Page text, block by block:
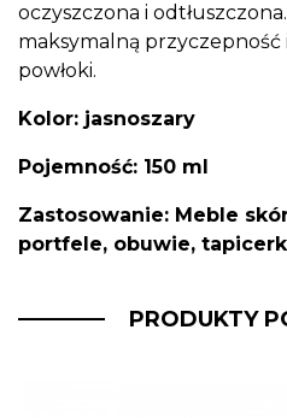
oczyszczona i
maksymalną przyczepność
powłoki.
Kolor: jasnoszary
Pojemność: 150 ml
Zastosowanie: Meble
portfele, obuwie,
PRODUKTY